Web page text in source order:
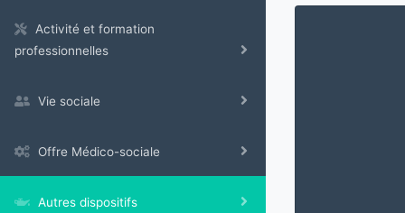
Activité et formation
professionnelles
Vie sociale
Offre Médico-sociale
Autres dispositifs